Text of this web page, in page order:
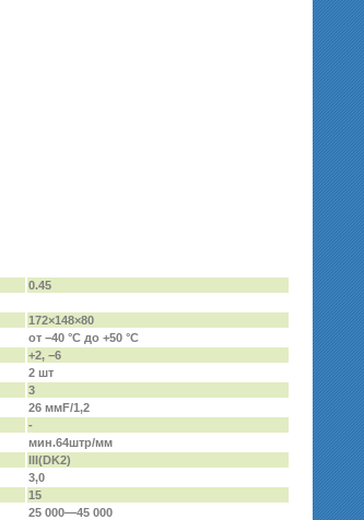
0.45
172×148×80
от −40 °C до +50 °C
+2, −6
2 шт
3
26 ммF/1,2
-
мин.64штр/мм
III(DK2)
3,0
15
25 000—45 000